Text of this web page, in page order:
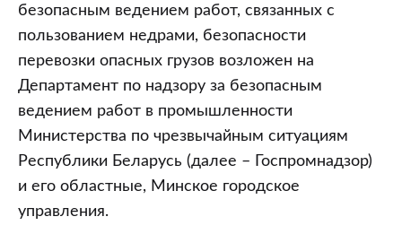
безопасным ведением работ, связанных с
пользованием недрами, безопасности
перевозки опасных грузов возложен на
Департамент по надзору за безопасным
ведением работ в промышленности
Министерства по чрезвычайным ситуациям
Республики Беларусь (далее – Госпромнадзор)
и его областные, Минское городское
управления.